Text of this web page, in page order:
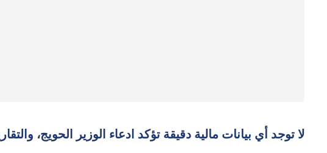
لا توجد أي بيانات مالية دقيقة تؤكد ادعاء الوزير الحويج،